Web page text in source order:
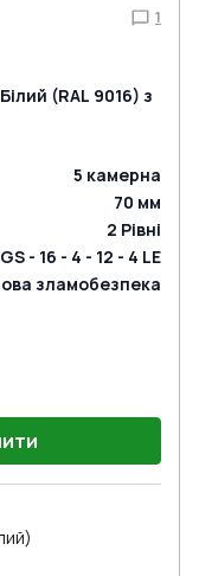
1
(RAL 9016) з
5 камерна
70 мм
2 Рівні
- 16 - 4 - 12 - 4 LE
зламобезпека